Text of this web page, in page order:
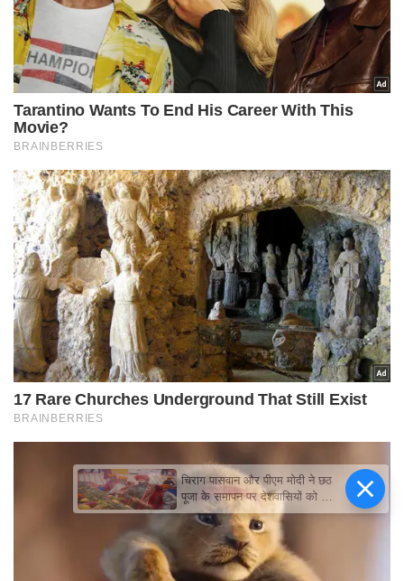
चिराग पासवान और पीएम मोदी ने छठ
पूजा के समापन पर देशवासियों को दी
शुभकामनाएं, छठी मैया से देश की
समृद्धि की कामना की